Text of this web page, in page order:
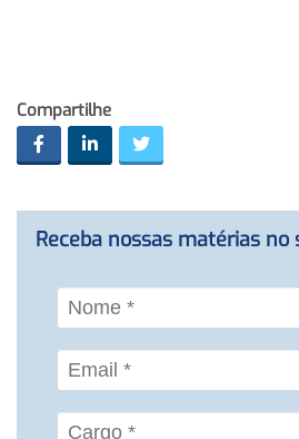
Compartilhe
Receba nossas matérias no